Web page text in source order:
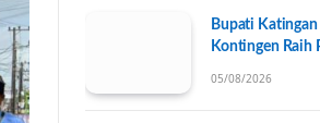
Bupati Katingan
Kontingen Raih
05/08/2026